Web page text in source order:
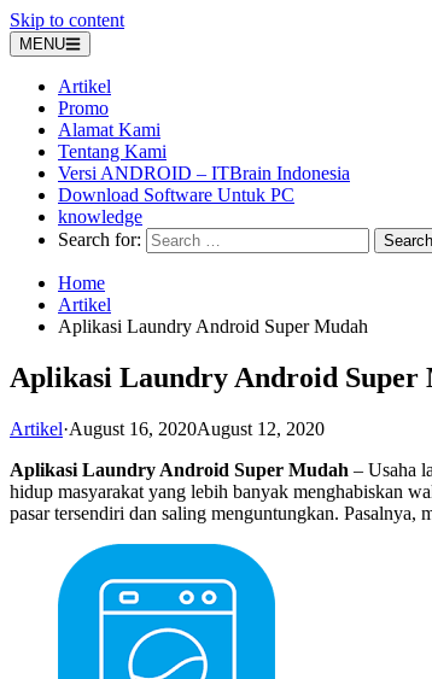
Skip to content
MENU
Artikel
Promo
Alamat Kami
Tentang Kami
Versi ANDROID – ITBrain Indonesia
Download Software Untuk PC
knowledge
Search for:
Home
Artikel
Aplikasi Laundry Android Super Mudah
Aplikasi Laundry Android Super
Artikel·August 16, 2020August 12, 2020
Aplikasi Laundry Android Super Mudah – Usaha
hidup masyarakat yang lebih banyak menghabiskan
pasar tersendiri dan saling menguntungkan. Pasalnya,